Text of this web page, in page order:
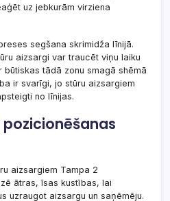
uz jebkurām virziena
segšana skrimidža līnijā.
aizsargi var traucēt viņu laiku
tādā zonu smagā shēmā
ir svarīgi, jo stūru aizsargiem
no līnijas.
aizsargiem Tampa 2
ātras, īsas kustības, lai
uzraugot aizsargu un saņēmēju.